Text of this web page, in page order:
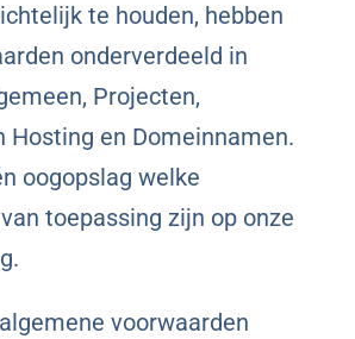
te houden, hebben
onderverdeeld in
Projecten,
Hosting en Domeinnamen.
oogopslag welke
toepassing zijn op onze
voorwaarden